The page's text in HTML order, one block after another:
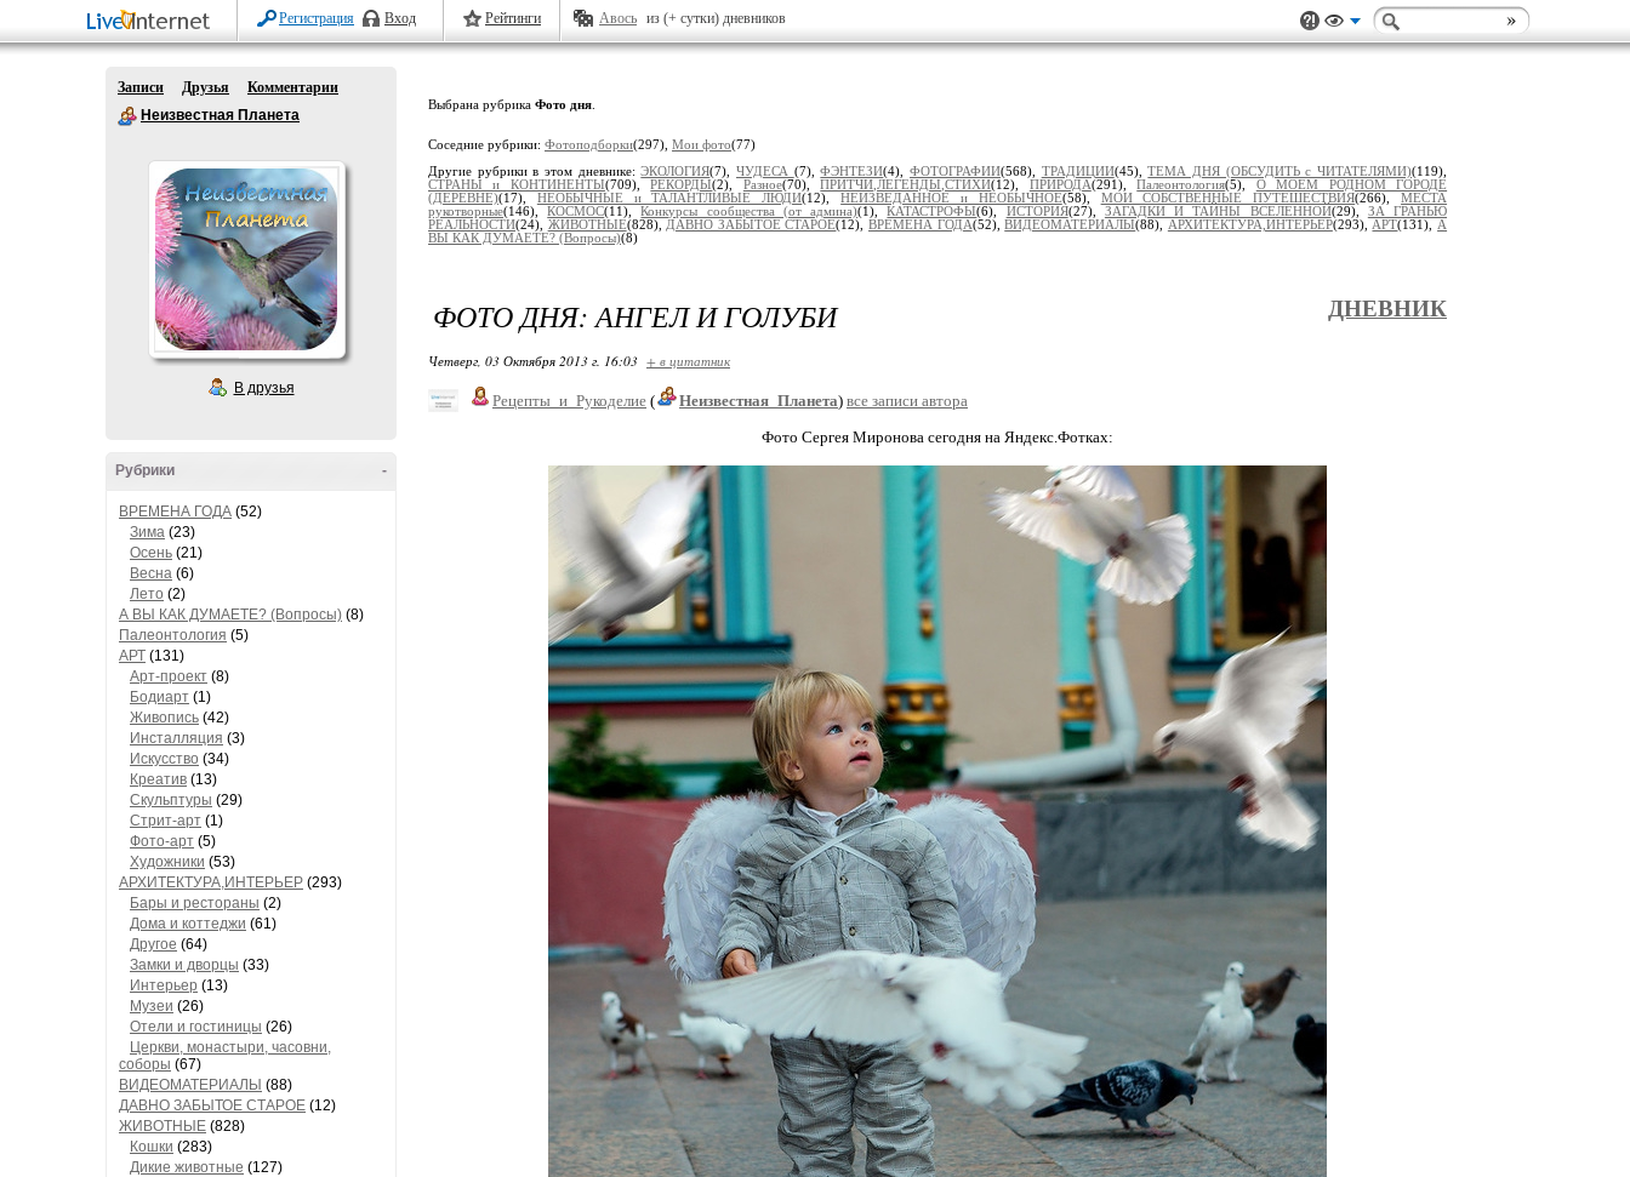
Регистрация Вход Рейтинги Авось из (+ сутки) дневников
Записи Друзья
Комментарии
Неизвестная Планета
В друзья
-
Рубрики
ВРЕМЕНА ГОДА (52)
Зима (23)
Осень (21)
Весна (6)
Лето (2)
А ВЫ КАК ДУМАЕТЕ? (Вопросы) (8)
Палеонтология (5)
АРТ (131)
Арт-проект (8)
Бодиарт (1)
Живопись (42)
Инсталляция (3)
Искусство (34)
Креатив (13)
Скульптуры (29)
Стрит-арт (1)
Фото-арт (5)
Художники (53)
АРХИТЕКТУРА,ИНТЕРЬЕР (293)
Бары и рестораны (2)
Дома и коттеджи (61)
Другое (64)
Замки и дворцы (33)
Интерьер (13)
Музеи (26)
Отели и гостиницы (26)
Церкви, монастыри, часовни,
соборы (67)
ВИДЕОМАТЕРИАЛЫ (88)
ДАВНО ЗАБЫТОЕ СТАРОЕ (12)
ЖИВОТНЫЕ (828)
Кошки (283)
Дикие животные (127)
Выбрана рубрика Фото дня
Соседние рубрики: Фотоподборки(297), Мои фото(77)
Другие рубрики в этом дневнике:ЭКОЛОГИЯ(7),ЧУДЕСА (7),ФЭНТЕЗИ(4),ФОТОГРАФИИ(568), ТРАДИЦИИ(45),ТЕМА ДНЯ (ОБСУДИТЬ с ЧИТАТЕЛЯМИ)(119),
СТРАНЫ и КОНТИНЕНТЫ(709),РЕКОРДЫ(2), Разное(70),ПРИТЧИ,ЛЕГЕНДЫ,СТИХИ(12), ПРИРОДА(291),Палеонтология(5), О МОЕМ РОДНОМ ГОРОДЕ
(ДЕРЕВНЕ)(17), НЕОБЫЧНЫЕ и ТАЛАНТЛИВЫЕ ЛЮДИ(12),НЕИЗВЕДАННОЕ и НЕОБЫЧНОЕ(58), МОИ СОБСТВЕННЫЕ ПУТЕШЕСТВИЯ(266),МЕСТА
рукотворные(146),КОСМОС(11),Конкурсы сообщества (от админа)(1),КАТАСТРОФЫ(6), ИСТОРИЯ(27), ЗАГАДКИ И ТАЙНЫ ВСЕЛЕННОЙ(29), ЗА ГРАНЬЮ
РЕАЛЬНОСТИ(24), ЖИВОТНЫЕ(828), ДАВНО ЗАБЫТОЕ СТАРОЕ(12),ВРЕМЕНА ГОДА(52),ВИДЕОМАТЕРИАЛЫ(88), АРХИТЕКТУРА,ИНТЕРЬЕР(293), АРТ(131), А
ВЫ КАК ДУМАЕТЕ? (Вопросы)(8)
ФОТО ДНЯ: АНГЕЛ И ГОЛУБИ ДНЕВНИК
Четверг, 03 Октября 2013 г. 16:03 + в цитатник
Рецепты_и_Рукоделие ( Неизвестная_Планета) все записи автора
Фото Сергея Миронова сегодня на Яндекс.Фотках: